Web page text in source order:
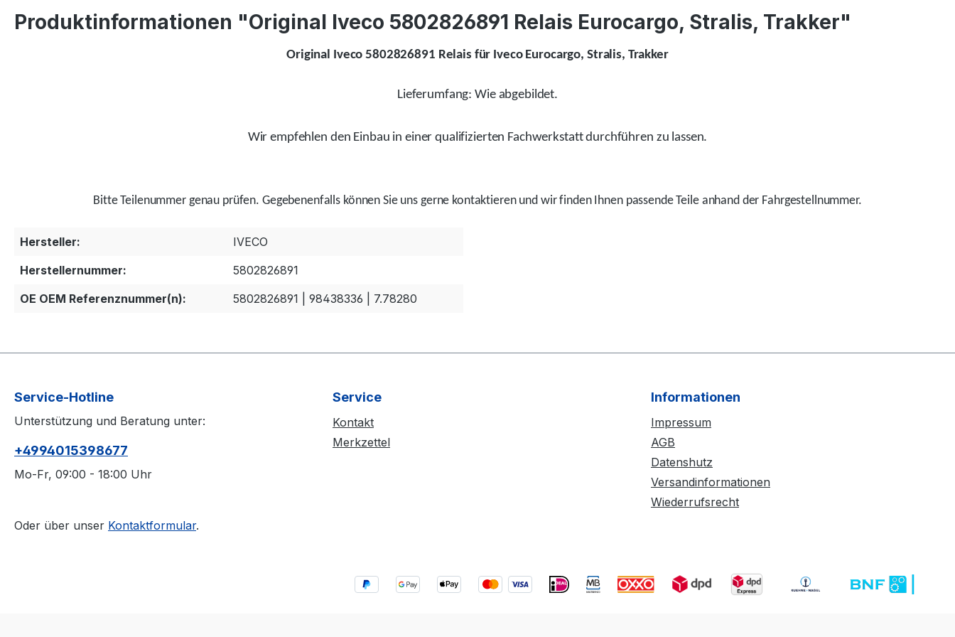
Produktinformationen "Original Iveco 5802826891 Relais Eurocargo, Stralis, Trakker"
Original Iveco 5802826891 Relais für Iveco Eurocargo, Stralis, Trakker
Lieferumfang: Wie abgebildet.
Wir empfehlen den Einbau in einer qualifizierten Fachwerkstatt durchführen zu lassen.
Bitte Teilenummer genau prüfen. Gegebenenfalls können Sie uns gerne kontaktieren und wirfindenIhnen passende Teile anhand der Fahrgestellnummer.
Hersteller:
IVECO
Herstellernummer:
5802826891
OE OEM Referenznummer(n):
5802826891 | 98438336 | 7.78280
Service-Hotline
Unterstützung und Beratung unter:
+4994015398677
Mo-Fr, 09:00 - 18:00 Uhr
Oder über unser Kontaktformular.
Service
Kontakt
Merkzettel
Informationen
Impressum
AGB
Datenshutz
Versandinformationen
Wiederrufsrecht